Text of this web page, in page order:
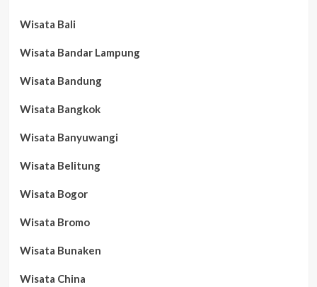
Wisata Bali
Wisata Bandar Lampung
Wisata Bandung
Wisata Bangkok
Wisata Banyuwangi
Wisata Belitung
Wisata Bogor
Wisata Bromo
Wisata Bunaken
Wisata China